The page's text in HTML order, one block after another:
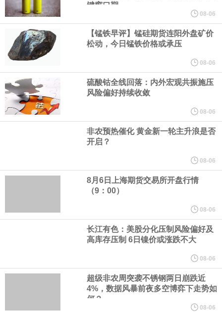
概率为33.5%，累计加息25个基点的概率为52.1%，累计加息50个
基点的概率为14.5%。
日本至7月31日当周买进外国债券 4779亿日元，前值由-8114亿日
元修正为-8101亿日元。日本至7月31日当周外资买进日股 -3925亿
日元，前值由9121亿日元修正为9124亿日元。日本至7月31日当周
买进外国股票 -2764亿日元，前值3202亿日元。日本至7月31日当
美国旧金山联邦储备银行行长戴利在东京的活动上讲话表示，关税
对通胀产生了明确影响。目前有部分证据显示，关税对通胀的影响
已开始消退。若中东战争结束，应会有助于通胀下行。
美联储戴利：在制定利率政策时，美联储面临不同类型的风险。完
全支持7月维持利率不变。联储仍需收集数据以确定未来政策走向。
据知情人士透露，凯文・沃什就任美联储主席以来，美国总统特朗
键窗口期
08-06
【锰铁早评】锰硅期货连阳外盘矿价
松动，今日锰铁价格或承压
08-06
硫酸钴全线回落：内外宏观共振施压
风险偏好持续收敛
08-06
非农预热催化 黄金新一轮主升浪是否
开启？
08-06
8月6日上海期货交易所开盘行情
（9：00）
08-06
长江有色：美股分化压制风险偏好及
高库存压制 6日镍价或涨跌不大
08-06
超级非农周突袭不锈钢两日崩跌近
4%，数据风暴前夜多空博弈下走势如
何？
08-06